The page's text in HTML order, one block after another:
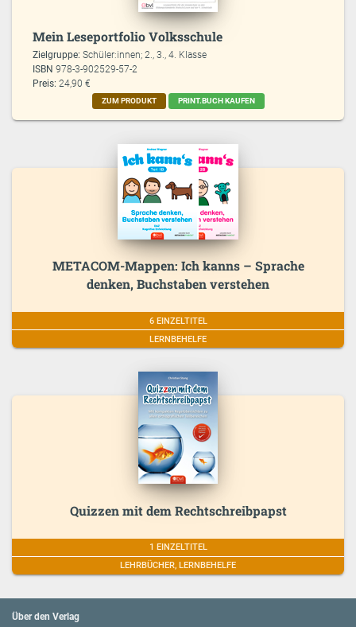
Mein Leseportfolio Volksschule
Zielgruppe:Schüler:innen; 2., 3., 4. Klasse
ISBN978-3-902529-57-2
Preis: 24,90 €
ZUM PRODUKT PRINT.BUCH KAUFEN
METACOM-Mappen: Ich kanns – Sprache
denken, Buchstaben verstehen
6 EINZELTITEL
LERNBEHELFE
Quizzen mit dem Rechtschreibpapst
1 EINZELTITEL
LEHRBÜCHER, LERNBEHELFE
Über den Verlag